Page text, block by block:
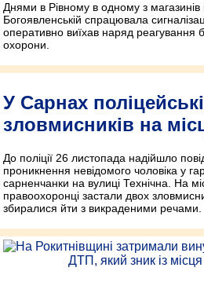
Днями в Рівному в одному з магазинів
Богоявленській спрацювала
оперативно виїхав наряд реагування
охорони.
У Сарнах
зловмисників на
До поліції 26 листопада надійшло
проникнення невідомого чоловіка у
сарненчанки на вулиці Технічна. На
правоохоронці застали двох
збиралися йти з викраденими речами.